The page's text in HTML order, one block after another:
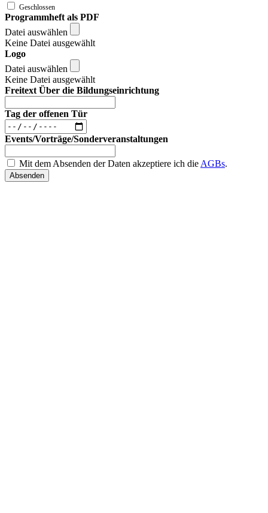
Programmheft als PDF
Datei auswählen
Keine Datei ausgewählt
Logo
Datei auswählen
Keine Datei ausgewählt
Freitext Über die Bildungseinrichtung
Tag der offenen Tür
Events/Vorträge/Sonderveranstaltungen
Mit dem Absenden der Daten akzeptiere ich die AGBs.
Absenden